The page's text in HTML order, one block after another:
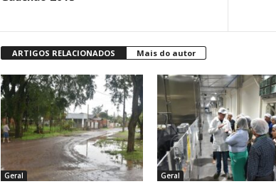
ARTIGOS RELACIONADOS Mais do autor
Geral Geral